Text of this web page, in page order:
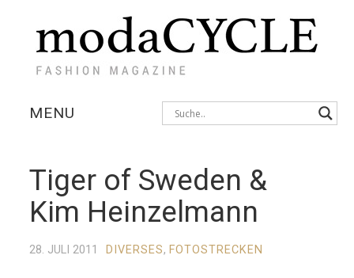
MENU
AUSSTELLUNGEN
Tiger of Sweden &
Kim Heinzelmann
28. JULI 2011 DIVERSES, FOTOSTRECKEN